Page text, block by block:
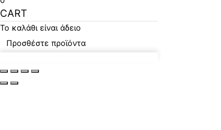
CART
Το καλάθι είναι άδειο
Προσθέστε προϊόντα